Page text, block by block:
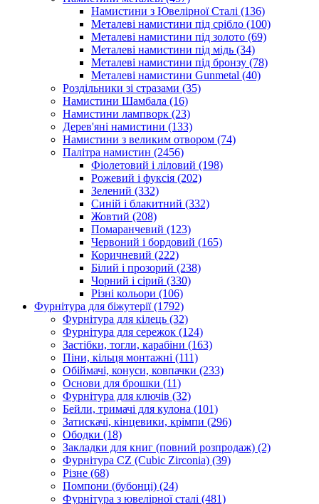
Намистини з Ювелірної Сталі (136)
Металеві намистини під срібло (100)
Металеві намистини під золото (69)
Металеві намистини під мідь (34)
Металеві намистини під бронзу (78)
Металеві намистини Gunmetal (40)
Роздільники зі стразами (35)
Намистини Шамбала (16)
Намистини лампворк (23)
Дерев'яні намистини (133)
Намистини з великим отвором (74)
Палітра намистин (2456)
Фіолетовий і ліловий (198)
Рожевий і фуксія (202)
Зелений (332)
Синій і блакитний (332)
Жовтий (208)
Помаранчевий (123)
Червоний і бордовий (165)
Коричневий (222)
Білий і прозорий (238)
Чорний і сірий (330)
Різні кольори (106)
Фурнітура для біжутерії(1792)
Фурнітура для кілець (32)
Фурнітура для сережок (124)
Застібки, тогли, карабіни (163)
Піни, кільця монтажні (111)
Обіймачі, конуси, ковпачки (233)
Основи для брошки (11)
Фурнітура для ключів (32)
Бейли, тримачі для кулона (101)
Затискачі, кінцевики, крімпи (296)
Ободки (18)
Закладки для книг (повний розпродаж) (2)
Фурнітура CZ (Cubic Zirconia) (39)
Різне (68)
Помпони (бубонці) (24)
Фурнітура з ювелірної сталі (481)